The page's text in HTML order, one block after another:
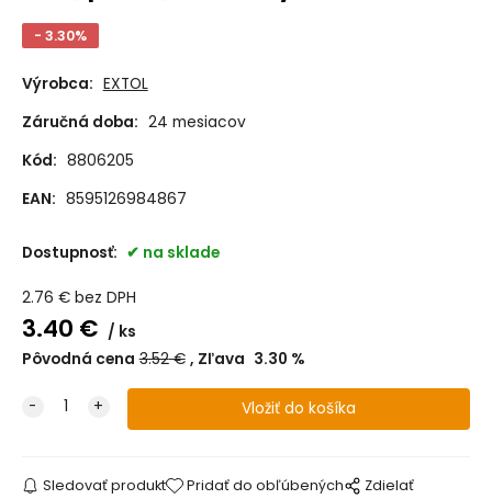
- 3.30%
Výrobca: EXTOL
Záručná doba: 24 mesiacov
Kód: 8806205
EAN: 8595126984867
Dostupnosť: na sklade
2.76 € bez DPH
3.40 €
ks
Pôvodná cena 3.52€ Zľava 3.30 %
Sledovať produkt Pridať do obľúbených Zdielať